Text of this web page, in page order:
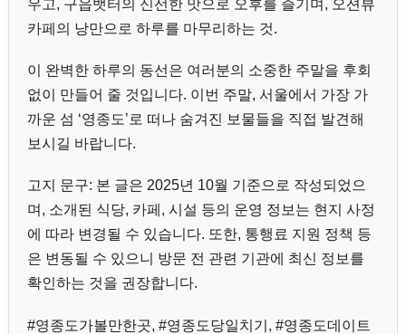
우고, 구읍뱃터의 신선한 맛으로 오후를 즐기며, 오션뷰
카페의 낭만으로 하루를 마무리하는 것.
이 완벽한 하루의 동선은 여러분의 소중한 주말을 후회
없이 만들어 줄 것입니다. 이번 주말, 서울에서 가장 가
까운 섬 ‘영종도’로 떠나 숨겨진 보물들을 직접 발견해
보시길 바랍니다.
고지 문구: 본 글은 2025년 10월 기준으로 작성되었으
며, 소개된 식당, 카페, 시설 등의 운영 정보는 현지 사정
에 따라 변경될 수 있습니다. 또한, 통행료 지원 정책 등
은 변동될 수 있으니 방문 전 관련 기관에 최신 정보를
확인하는 것을 권장합니다.
#영종도가볼만한곳, #영종도당일치기, #영종도데이트